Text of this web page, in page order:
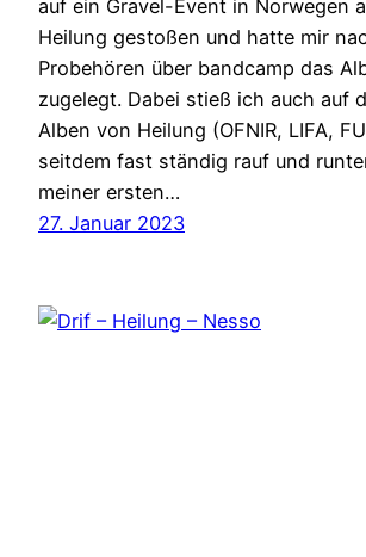
auf ein Gravel-Event in Norwegen
Heilung gestoßen und hatte mir
Probehören über bandcamp das
zugelegt. Dabei stieß ich auch auf
Alben von Heilung (OFNIR, LIFA,
seitdem fast ständig rauf und
meiner ersten…
27. Januar 2023